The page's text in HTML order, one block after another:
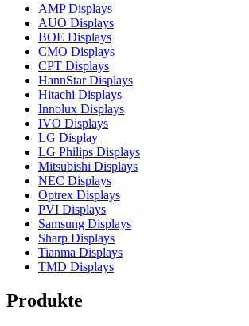
AMP Displays
AUO Displays
BOE Displays
CMO Displays
CPT Displays
HannStar Displays
Hitachi Displays
Innolux Displays
IVO Displays
LG Display
LG Philips Displays
Mitsubishi Displays
NEC Displays
Optrex Displays
PVI Displays
Samsung Displays
Sharp Displays
Tianma Displays
TMD Displays
Produkte